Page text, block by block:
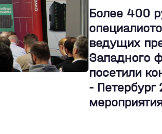
Более 400
ведущих
Западного
посетили
- Петербург